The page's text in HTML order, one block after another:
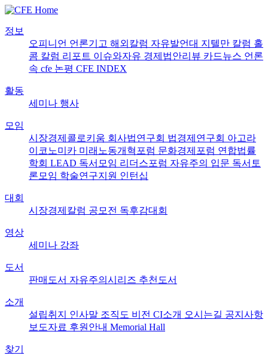
정보
오피니언 언론기고 해외칼럼 자유발언대 지텔만 칼럼 홀
콤 칼럼 리포트 이슈와자유 경제법안리뷰 카드뉴스 언론
속 cfe 논평 CFE INDEX
활동
세미나 행사
모임
시장경제콜로키움 회사법연구회 법경제연구회 아고라
이코노미카 미래노동개혁포럼 문화경제포럼 연합법률
학회 LEAD 독서모임 리더스포럼 자유주의 입문 독서토
론모임 학술연구지원 인턴십
대회
시장경제칼럼 공모전 독후감대회
영상
세미나 강좌
도서
판매도서 자유주의시리즈 추천도서
소개
설립취지 인사말 조직도 비전 CI소개 오시는길 공지사항
보도자료 후원안내 Memorial Hall
찾기